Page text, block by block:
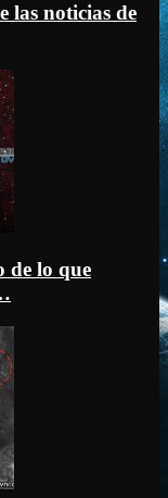
las noticias de
de lo que